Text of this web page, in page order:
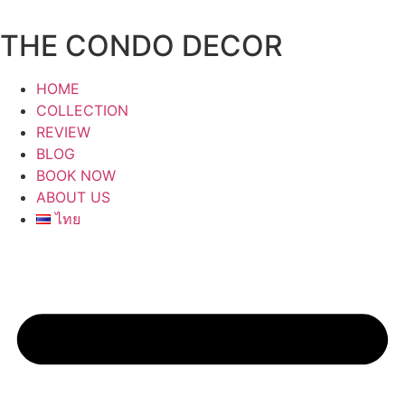
to
content
THE CONDO DECOR
HOME
COLLECTION
REVIEW
BLOG
BOOK NOW
ABOUT US
ไทย